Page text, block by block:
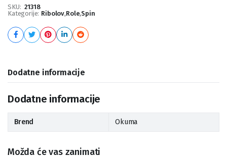
SKU: 21318
Kategorije: Ribolov,Role,Spin
Dodatne informacije
Dodatne informacije
Brend Okuma
Možda će vas zanimati